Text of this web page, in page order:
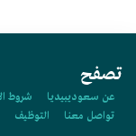
تصفح
عن سعوديبيديا شروط
تواصل معنا
التوظيف